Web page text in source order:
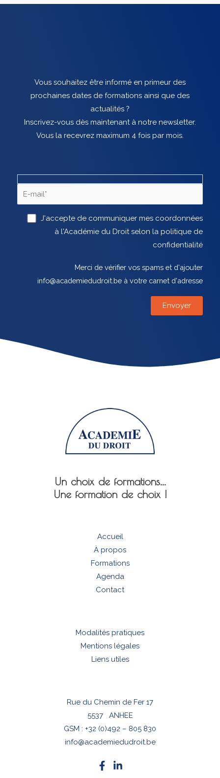
Vous souhaitez être informé en primeur des
prochaines dates de formations ainsi que des
actualités ?
Inscrivez-vous dès maintenant à notre newsletter.
Vous la recevrez maximum 4 fois par mois.
J'accepte de communiquer mes coordonnées
à l'Académie du Droit selon la politique de
confidentialité
Merci de vérifier vos spams et d'ajouter
info@academiedudroit.be à votre carnet d'adresse
Un choix de formations...
Une formation de choix !
Accueil
À propos
Formations
Agenda
Contact
Modalités pratiques
Mentions légales
Liens utiles
Rue du Chemin de Fer 17
5537 ANHEE
GSM : +32 (0)492 – 805 830
info@academiedudroit.be